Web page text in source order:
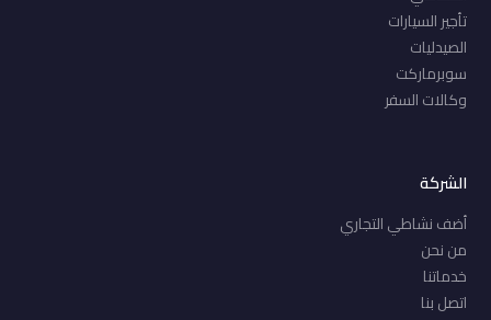
تأجير السيارات
الصيدليات
سوبرماركت
وكالات السفر
الشركة
أضف نشاطي التجاري
من نحن
خدماتنا
اتصل بنا